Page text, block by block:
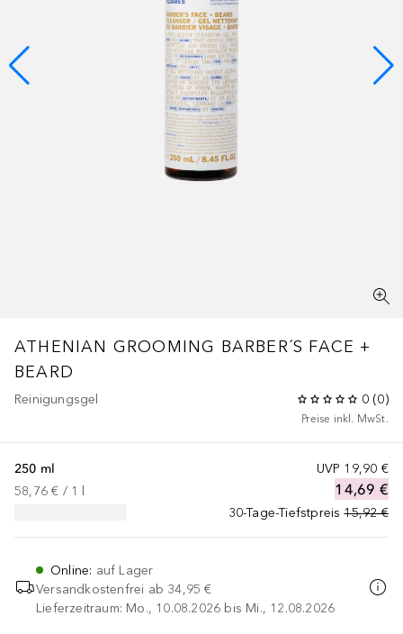
ATHENIAN GROOMING BARBER´S FACE +
BEARD
Reinigungsgel 0 (0)
Preise inkl. MwSt.
UVP 19,90 €
14,69 €
30-Tage-Tiefstpreis 15,92 €
250 ml
58,76 € / 1
Online: auf Lager
Versandkostenfrei ab 34,95 €
Lieferzeitraum: Mo., 10.08.2026 bis Mi., 12.08.2026